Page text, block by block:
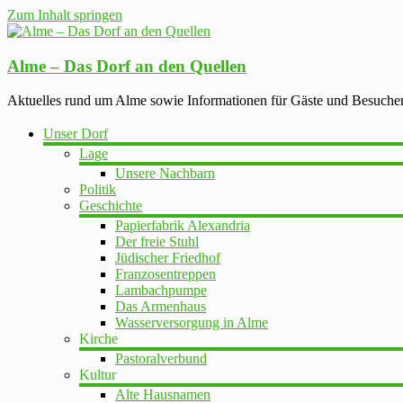
Zum Inhalt springen
Alme – Das Dorf an den Quellen
Aktuelles rund um Alme sowie Informationen für Gäste und
Unser Dorf
Lage
Unsere Nachbarn
Politik
Geschichte
Papierfabrik Alexandria
Der freie Stuhl
Jüdischer Friedhof
Franzosentreppen
Lambachpumpe
Das Armenhaus
Wasserversorgung in Alme
Kirche
Pastoralverbund
Kultur
Alte Hausnamen